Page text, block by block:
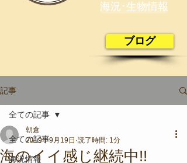
海況･生物情報
ブログ
記事
全ての記事
海況情報
全ての記事
海のイイ感じ継続中!!
朝倉
2019年9月19日 読了時間: 1分